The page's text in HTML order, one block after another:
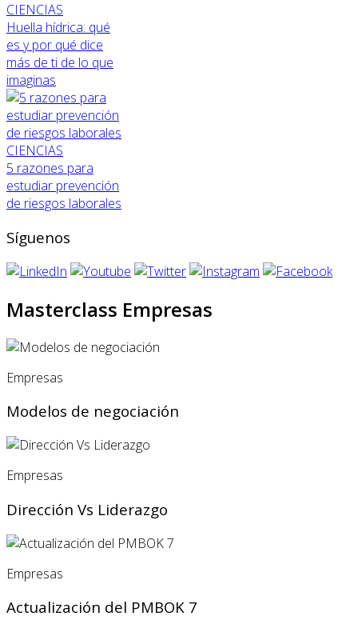
CIENCIAS
Huella hídrica: qué
es y por qué dice
más de ti de lo que
imaginas
CIENCIAS
5 razones para
estudiar prevención
de riesgos laborales
Síguenos
Masterclass Empresas
Empresas
Modelos de negociación
Empresas
Dirección Vs Liderazgo
Empresas
Actualización del PMBOK 7